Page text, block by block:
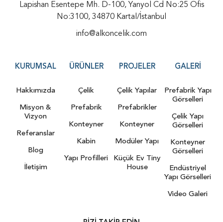
Lapishan Esentepe Mh. D-100, Yanyol Cd No:25 Ofis
No:3100, 34870 Kartal/İstanbul
info@alkoncelik.com
KURUMSAL
Hakkımızda
Misyon &
Vizyon
Referanslar
Blog
İletişim
ÜRÜNLER
Çelik
Prefabrik
Konteyner
Kabin
Yapı Profilleri
PROJELER
Çelik Yapılar
Prefabrikler
Konteyner
Modüler Yapı
Küçük Ev Tiny
House
GALERI
Prefabrik Yapı
Görselleri
Çelik Yapı
Görselleri
Konteyner
Görselleri
Endüstriyel
Yapı Görselleri
Video Galeri